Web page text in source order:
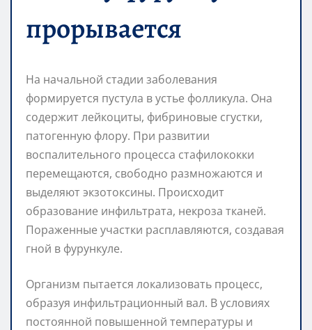
прорывается
На начальной стадии заболевания
формируется пустула в устье фолликула. Она
содержит лейкоциты, фибриновые сгустки,
патогенную флору. При развитии
воспалительного процесса стафилококки
перемещаются, свободно размножаются и
выделяют экзотоксины. Происходит
образование инфильтрата, некроза тканей.
Пораженные участки расплавляются, создавая
гной в фурункуле.
Организм пытается локализовать процесс,
образуя инфильтрационный вал. В условиях
постоянной повышенной температуры и